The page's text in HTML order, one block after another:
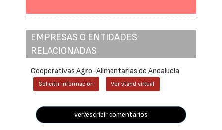
EMPRESAS O ENTIDADES
RELACIONADAS
Cooperativas Agro-Alimentarias de Andalucía
Solicitar información Ver stand virtual
ver/escribir comentarios